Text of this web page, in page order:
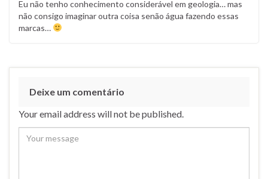
Eu não tenho conhecimento considerável em geologia… mas
não consigo imaginar outra coisa senão água fazendo essas
marcas…
Deixe um comentário
Your email address will not be published.